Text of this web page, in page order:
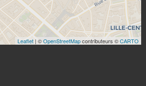
Leaflet | ©OpenStreetMapcontributeurs ©CARTO